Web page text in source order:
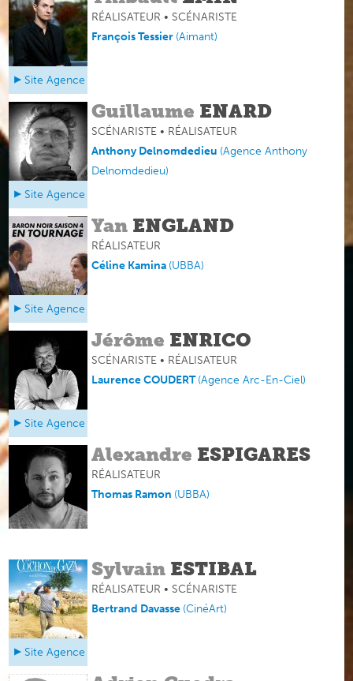
RÉALISATEUR • SCÉNARISTE
François Tessier (Aimant)
Site Agence
Guillaume ENARD
SCÉNARISTE • RÉALISATEUR
Anthony Delnomdedieu (Agence Anthony
Delnomdedieu)
Site Agence
Yan ENGLAND
RÉALISATEUR
Céline Kamina (UBBA)
Site Agence
Jérôme ENRICO
SCÉNARISTE • RÉALISATEUR
Laurence COUDERT(Agence Arc-En-Ciel)
Site Agence
Alexandre ESPIGARES
RÉALISATEUR
Thomas Ramon (UBBA)
Sylvain ESTIBAL
RÉALISATEUR • SCÉNARISTE
Bertrand Davasse (CinéArt)
Site Agence